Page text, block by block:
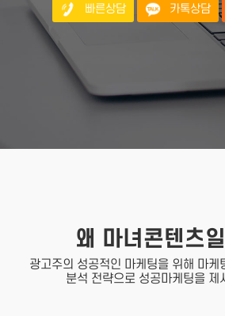
빠른상담 카톡상담
왜 마녀콘텐츠
광고주의 성공적인 마케팅을 위해 마케
분석 전략으로 성공마케팅을 제